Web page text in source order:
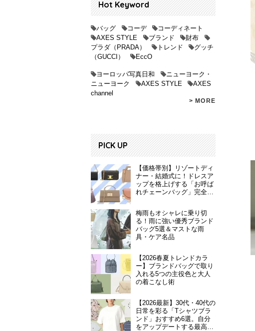
Hot Keyword
バッグ コーデ
コーディネート
AXES STYLE
ブランド
財布
プラダ（PRADA）
トレンド
グッチ
（GUCCI）
EccO
ヨーロッパ写真日和
ニューヨーク・
ニューヨーク
AXES STYLE
AXES
channel
> MORE
PICK UP
【価格帯別】リゾートディ
ナー・結婚式に！ドレスア
ップを格上げする「お呼ば
れチェーンバッグ」完全ガ
梅雨もオシャレに乗り切
る！雨に強い優秀ブランド
バッグ5選＆マストな雨
具・ケア名品
【2026春夏トレンドカラ
ー】ブランドバッグで取り
入れる5つの主役色と大人
の着こなし術
【2026最新】30代・40代の
日常を彩る「Tシャツブラ
ンド」おすすめ6選。自分
をアップデートする最高の